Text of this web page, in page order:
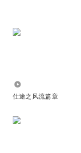
仕途之风流篇章